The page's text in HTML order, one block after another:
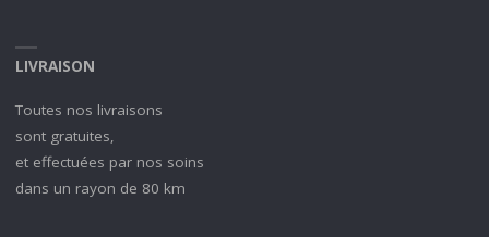
LIVRAISON
Toutes nos livraisons
sont gratuites,
et effectuées par nos soins
dans un rayon de 80 km